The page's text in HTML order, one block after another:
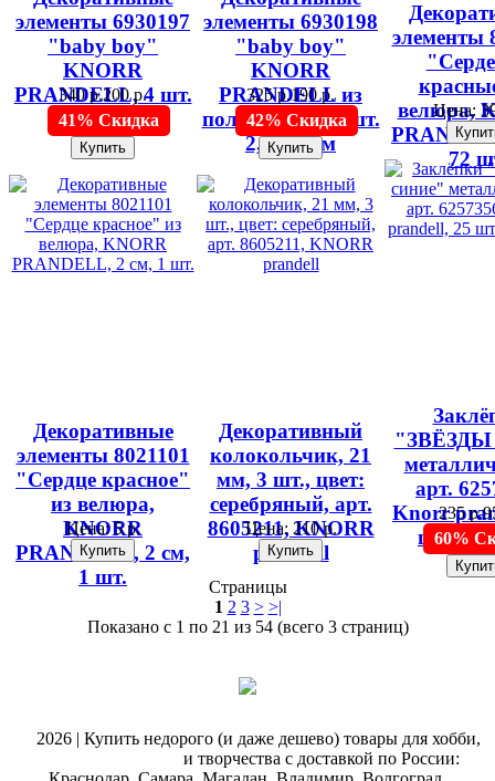
элементы 6930197
"baby boy"
KNORR
PRANDELL, 4 шт.
340 р.200 р.
41% Скидка
элементы 6930198
"baby boy"
KNORR
PRANDELL из
полирезины, 3 шт.
2,5-3,5 см
325 р.190 р.
42% Скидка
элементы
велюра,
72
Цена:
Декоративные
элементы 8021101
"Сердце красное"
из велюра,
KNORR
PRANDELL, 2 см,
1 шт.
Цена:5 р.
Декоративный
колокольчик, 21
мм, 3 шт., цвет:
серебряный, арт.
8605211, KNORR
prandell
Цена: 210 р.
"ЗВЁЗДЫ
арт.
Knorr
шт.,
235 р.
60%
Страницы
1 2 3 > >|
Показано с 1 по 21 из 54 (всего 3 страниц)
2026 | Купить недорого (и даже дешево) товары для хобби,
и творчества с доставкой по России: